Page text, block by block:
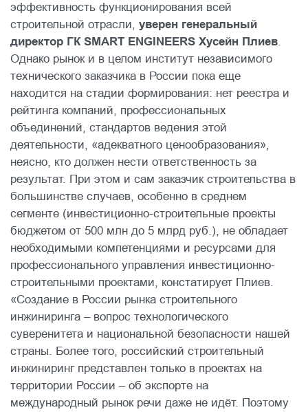
эффективность функционирования всей
строительной отрасли, уверен генеральный
директор ГК SMART ENGINEERS Хусейн Плиев.
Однако рынок и в целом институт независимого
технического заказчика в России пока еще
находится на стадии формирования: нет реестра и
рейтинга компаний, профессиональных
объединений, стандартов ведения этой
деятельности, «адекватного ценообразования»,
неясно, кто должен нести ответственность за
результат. При этом и сам заказчик строительства в
большинстве случаев, особенно в среднем
сегменте (инвестиционно-строительные проекты
бюджетом от 500 млн до 5 млрд руб.), не обладает
необходимыми компетенциями и ресурсами для
профессионального управления инвестиционно-
строительными проектами, констатирует Плиев.
«Создание в России рынка строительного
инжиниринга – вопрос технологического
суверенитета и национальной безопасности нашей
страны. Более того, российский строительный
инжиниринг представлен только в проектах на
территории России – об экспорте на
международный рынок речи даже не идёт. Поэтому